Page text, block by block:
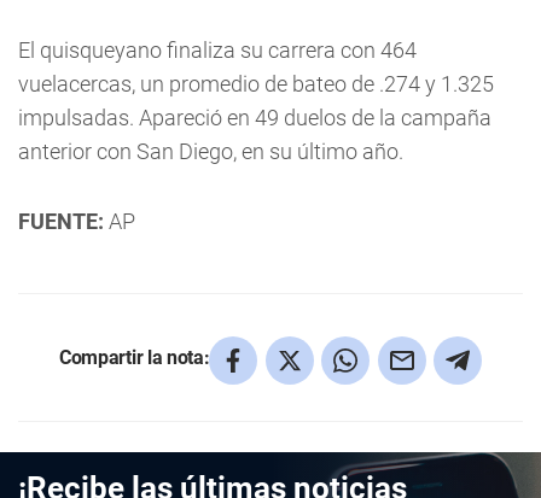
El quisqueyano finaliza su carrera con 464
vuelacercas, un promedio de bateo de .274 y 1.325
impulsadas. Apareció en 49 duelos de la campaña
anterior con San Diego, en su último año.
FUENTE: AP
Compartir la nota:
¡Recibe las últimas noticias